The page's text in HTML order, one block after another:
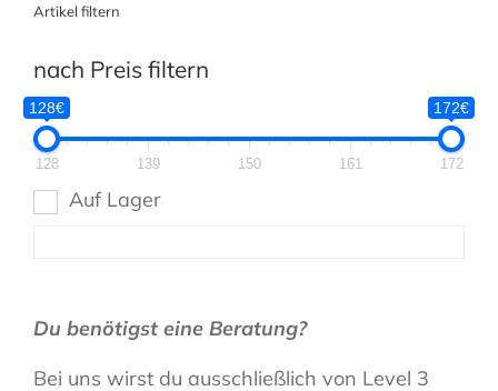
Artikel filtern
nach Preis filtern
128€ 172€
128 139 150 161 172
Auf Lager
Du benötigst eine Beratung?
Bei uns wirst du ausschließlich von Level 3